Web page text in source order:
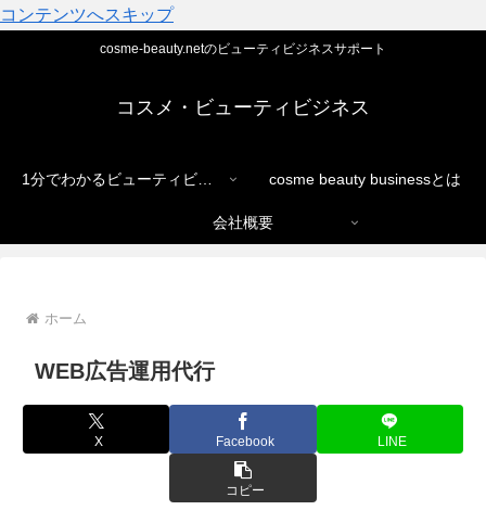
コンテンツへスキップ
cosme-beauty.netのビューティビジネスサポート
コスメ・ビューティビジネス
1分でわかるビューティビジネス cosme beauty businessとは
会社概要
ホーム
WEB広告運用代行
X Facebook LINE
コピー